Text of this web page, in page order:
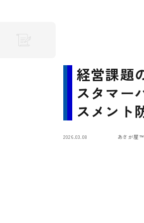
経営課題
スタマー
スメント
対策「カ
2026.03.08 あさが屋